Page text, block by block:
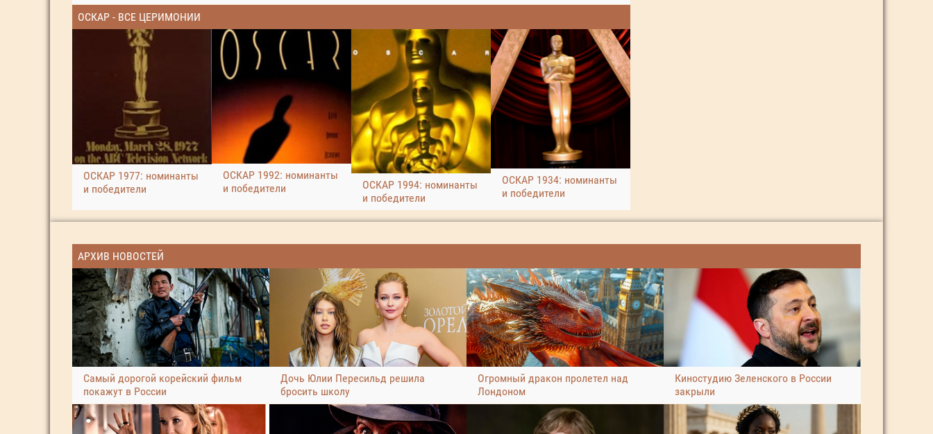
ОСКАР - ВСЕ ЦЕРИМОНИИ
ОСКАР 1977: номинанты
и победители
ОСКАР 1992: номинанты
и победители
ОСКАР 1994: номинанты
и победители
ОСКАР 1934: номинанты
и победители
АРХИВ НОВОСТЕЙ
Самый дорогой корейский фильм
покажут в России
Дочь Юлии Пересильд решила
бросить школу
Огромный дракон пролетел над
Лондоном
Киностудию Зеленского в России
закрыли